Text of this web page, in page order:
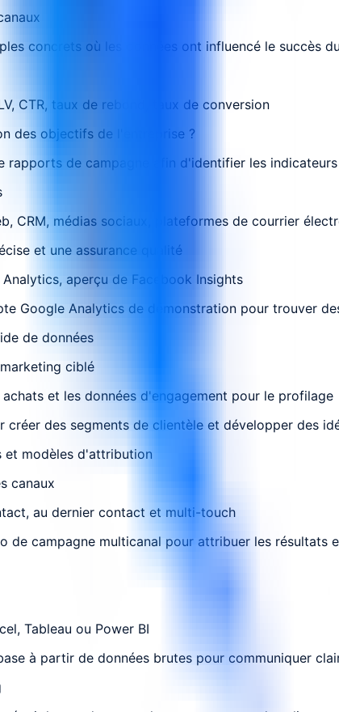
concrets où les données ont influencé le succès
CTR, taux de rebond, taux de conversion
des objectifs de l'entreprise ?
rapports de campagne afin d'identifier les
CRM, médias sociaux, plateformes de courrier
et une assurance qualité
aperçu de Facebook Insights
Google Analytics de démonstration pour trouver
de données
ciblé
et les données d'engagement pour le profilage
créer des segments de clientèle et développer des
et modèles d'attribution
canaux
au dernier contact et multi-touch
de campagne multicanal pour attribuer les résultats
Tableau ou Power BI
à partir de données brutes pour communiquer